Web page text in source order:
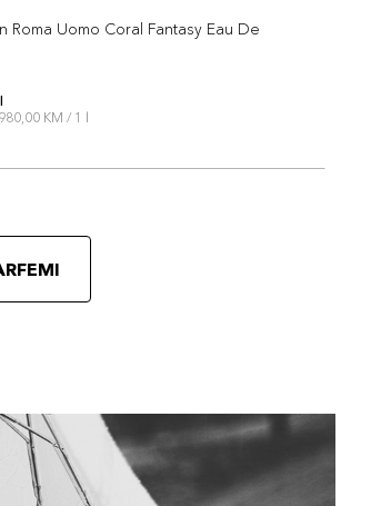
Roma Uomo Coral Fantasy Eau De
KM / 1 l